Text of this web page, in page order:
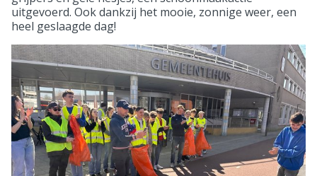
uitgevoerd. Ook dankzij het mooie, zonnige weer, een
heel geslaagde dag!